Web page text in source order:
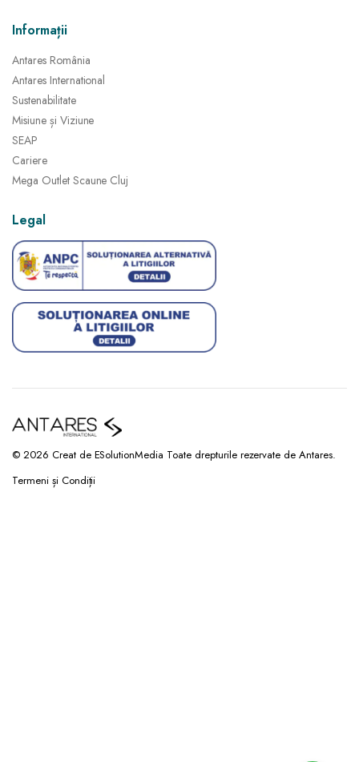
Informații
Antares România
Antares International
Sustenabilitate
Misiune și Viziune
SEAP
Cariere
Mega Outlet Scaune Cluj
Legal
© 2026 Creat de ESolutionMedia Toate drepturile rezervate de Antares.
Termeni și Condiții